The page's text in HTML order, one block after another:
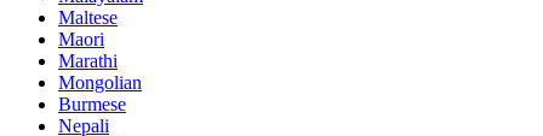
Maltese
Maori
Marathi
Mongolian
Burmese
Nepali